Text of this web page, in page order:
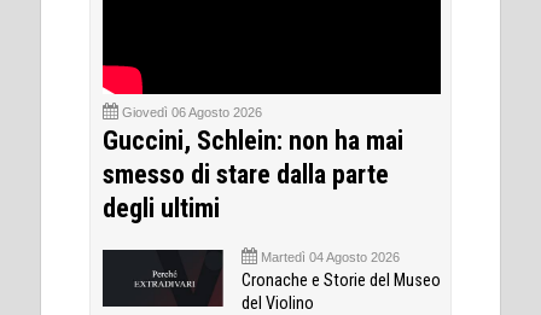
Giovedì 06 Agosto 2026
Guccini, Schlein: non ha mai
smesso di stare dalla parte
degli ultimi
Martedì 04 Agosto 2026
Cronache e Storie del Museo
del Violino